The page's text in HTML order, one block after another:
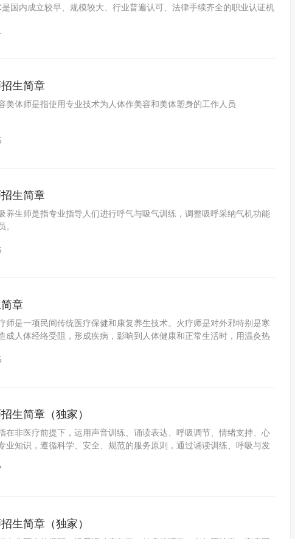
国内成立较早、规模较大、行业普遍认可、法律手续齐全的职业认证机
生简章
美体师是指使用专业技术为人体作美容和美体塑身的工作人员
生简章
养生师是指专业指导人们进行呼气与吸气训练，调整吸呼采纳气机功能
。
章
师是一项民间传统医疗保健和康复养生技术。火疗师是对外邪特别是寒
成人体经络受阻，形成疾病，影响到人体健康和正常生活时，用温灸热
生简章（独家）
在非医疗前提下，运用声音训练、诵读表达、呼吸调节、情绪支持、心
业知识，遵循科学、安全、规范的服务原则，通过诵读训练、呼吸与发
在稳定感与心理舒适度的专业服务人员。
生简章（独家）